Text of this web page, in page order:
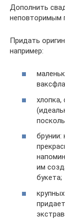
Дополнить
неповторимым
Придать
например:
им
букета;